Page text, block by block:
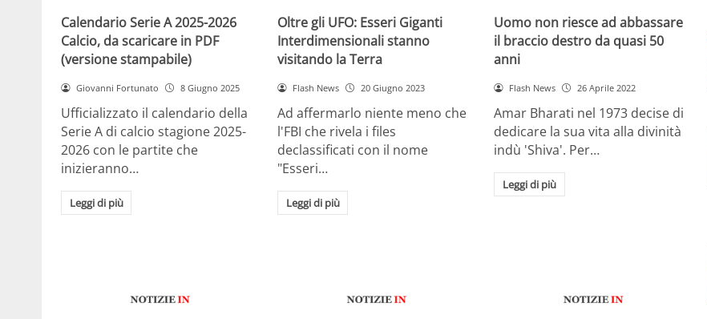
Calendario Serie A 2025-2026
Calcio, da scaricare in PDF
(versione stampabile)
Giovanni Fortunato 8 Giugno 2025
Ufficializzato il calendario della
Serie A di calcio stagione 2025-
2026 con le partite che
inizieranno…
Leggi di più
Oltre gli UFO: Esseri Giganti
Interdimensionali stanno
visitando la Terra
Flash News 20 Giugno 2023
Ad affermarlo niente meno che
l'FBI che rivela i files
declassificati con il nome
"Esseri…
Leggi di più
Uomo non riesce ad abbassare
il braccio destro da quasi 50
anni
Flash News 26 Aprile 2022
Amar Bharati nel 1973 decise di
dedicare la sua vita alla divinità
indù 'Shiva'. Per…
Leggi di più